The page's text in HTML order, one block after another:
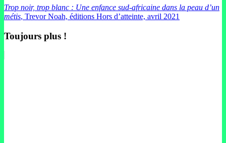
Trop noir, trop blanc : Une enfance sud-africaine dans la peau d’un
métis, Trevor Noah, éditions Hors d’atteinte, avril 2021
Toujours plus !